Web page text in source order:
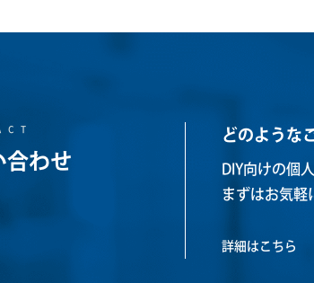
合わせ
どのような
DIY向けの個
まずはお気軽
詳細はこちら